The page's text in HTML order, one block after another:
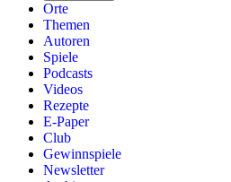
Orte
Themen
Autoren
Spiele
Podcasts
Videos
Rezepte
E-Paper
Club
Gewinnspiele
Newsletter